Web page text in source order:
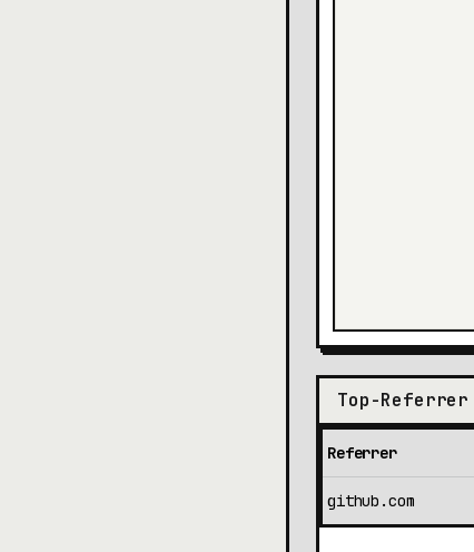
Top-Referrer
Referrer
github.com